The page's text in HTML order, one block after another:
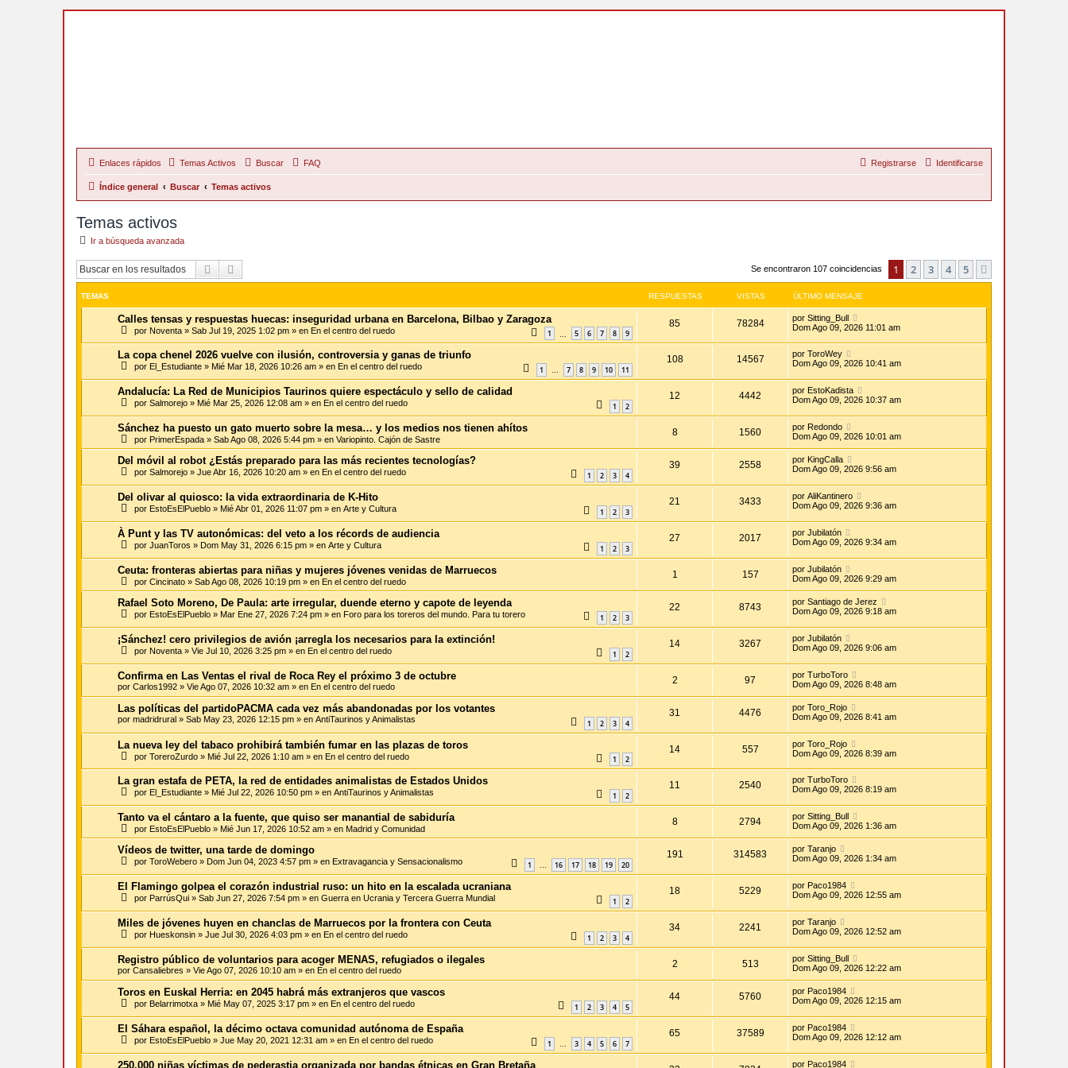
Enlaces rápidos Temas Activos Buscar FAQ Identificarse
Registrarse
Índice general Buscar Temas activos
Temas activos
Ir a búsqueda avanzada
Buscar Se encontraron 107 coincidencias 1 2 3 4 5
TEMAS RESPUESTAS VISTAS ÚLTIMO MENSAJE
Calles tensas y respuestas huecas: inseguridad urbana en Barcelona, Bilbao y Zaragoza
por Noventa » Sab Jul 19, 2025 1:02 pm » en En el centro del ruedo 1 5 6 7 8 9
85 78284 por Sitting_Bull
Dom Ago 09, 2026 11:01 am
La copa chenel 2026 vuelve con ilusión, controversia y ganas de triunfo
por El_Estudiante » Mié Mar 18, 2026 10:26 am » en En el centro del ruedo 1 … 7 8 9 10 11
108 14567 por ToroWey
Dom Ago 09, 2026 10:41 am
Andalucía: La Red de Municipios Taurinos quiere espectáculo y sello de calidad
por Salmorejo » Mié Mar 25, 2026 12:08 am » en En el centro del ruedo 1 2
12 4442 por EstoKadista
Dom Ago 09, 2026 10:37 am
Sánchez ha puesto un gato muerto sobre la mesa… y los medios nos tienen ahítos
por PrimerEspada » Sab Ago 08, 2026 5:44 pm » en Variopinto. Cajón de Sastre
8 1560 por Redondo
Dom Ago 09, 2026 10:01 am
Del móvil al robot ¿Estás preparado para las más recientes tecnologías?
por Salmorejo » Jue Abr 16, 2026 10:20 am » en En el centro del ruedo 1 2 3 4
39 2558 por KingCalla
Dom Ago 09, 2026 9:56 am
Del olivar al quiosco: la vida extraordinaria de K-Hito
por EstoEsElPueblo » Mié Abr 01, 2026 11:07 pm » en Arte y Cultura 1 2 3
21 3433 por AliKantinero
Dom Ago 09, 2026 9:36 am
À Punt y las TV autonómicas: del veto a los récords de audiencia
por JuanToros » Dom May 31, 2026 6:15 pm » en Arte y Cultura 1 2 3
27 2017 por Jubilatón
Dom Ago 09, 2026 9:34 am
Ceuta: fronteras abiertas para niñas y mujeres jóvenes venidas de Marruecos
por Cincinato » Sab Ago 08, 2026 10:19 pm » en En el centro del ruedo
1 157 por Jubilatón
Dom Ago 09, 2026 9:29 am
Rafael Soto Moreno, De Paula: arte irregular, duende eterno y capote de leyenda
por EstoEsElPueblo » Mar Ene 27, 2026 7:24 pm » en Foro para los toreros del mundo. Para tu torero 1 2 3
22 8743 por Santiago de Jerez
Dom Ago 09, 2026 9:18 am
¡Sánchez! cero privilegios de avión ¡arregla los necesarios para la extinción!
por Noventa » Vie Jul 10, 2026 3:25 pm » en En el centro del ruedo 1 2
14 3267 por Jubilatón
Dom Ago 09, 2026 9:06 am
Confirma en Las Ventas el rival de Roca Rey el próximo 3 de octubre
por Carlos1992 » Vie Ago 07, 2026 10:32 am » en En el centro del ruedo
2 97 por TurboToro
Dom Ago 09, 2026 8:48 am
Las políticas del partidoPACMA cada vez más abandonadas por los votantes
por madridrural » Sab May 23, 2026 12:15 pm » en AntiTaurinos y Animalistas 1 2 3 4
31 4476 por Toro_Rojo
Dom Ago 09, 2026 8:41 am
La nueva ley del tabaco prohibirá también fumar en las plazas de toros
por ToreroZurdo » Mié Jul 22, 2026 1:10 am » en En el centro del ruedo 1 2
14 557 por Toro_Rojo
Dom Ago 09, 2026 8:39 am
La gran estafa de PETA, la red de entidades animalistas de Estados Unidos
por El_Estudiante » Mié Jul 22, 2026 10:50 pm » en AntiTaurinos y Animalistas 1 2
11 2540 por TurboToro
Dom Ago 09, 2026 8:19 am
Tanto va el cántaro a la fuente, que quiso ser manantial de sabiduría
por EstoEsElPueblo » Mié Jun 17, 2026 10:52 am » en Madrid y Comunidad
8 2794 por Sitting_Bull
Dom Ago 09, 2026 1:36 am
Vídeos de twitter, una tarde de domingo
por ToroWebero » Dom Jun 04, 2023 4:57 pm » en Extravagancia y Sensacionalismo 1 … 16 17 18 19 20
191 314583 por Taranjo
Dom Ago 09, 2026 1:34 am
El Flamingo golpea el corazón industrial ruso: un hito en la escalada ucraniana
por ParrúsQui » Sab Jun 27, 2026 7:54 pm » en Guerra en Ucrania y Tercera Guerra Mundial 1 2
18 5229 por Paco1984
Dom Ago 09, 2026 12:55 am
Miles de jóvenes huyen en chanclas de Marruecos por la frontera con Ceuta
por Hueskonsin » Jue Jul 30, 2026 4:03 pm » en En el centro del ruedo 1 2 3 4
34 2241 por Taranjo
Dom Ago 09, 2026 12:52 am
Registro público de voluntarios para acoger MENAS, refugiados o ilegales
por Cansaliebres » Vie Ago 07, 2026 10:10 am » en En el centro del ruedo
2 513 por Sitting_Bull
Dom Ago 09, 2026 12:22 am
Toros en Euskal Herria: en 2045 habrá más extranjeros que vascos
por Belarrimotxa » Mié May 07, 2025 3:17 pm » en En el centro del ruedo 1 2 3 4 5
44 5760 por Paco1984
Dom Ago 09, 2026 12:15 am
El Sáhara español, la décimo octava comunidad autónoma de España
por EstoEsElPueblo » Jue May 20, 2021 12:31 am » en En el centro del ruedo 1 3 4 5 6 7
65 37589 por Paco1984
Dom Ago 09, 2026 12:12 am
250.000 niñas víctimas de pederastia organizada por bandas étnicas en Gran Bretaña por Paco1984